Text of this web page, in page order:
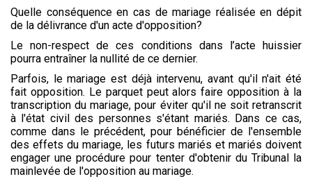
Quelle conséquence en cas de mariage réalisée en dépit
de la délivrance d'un acte d'opposition?
Le non-respect de ces conditions dans l’acte huissier
pourra entraîner la nullité de ce dernier.
Parfois, le mariage est déjà intervenu, avant qu'il n'ait été
fait opposition. Le parquet peut alors faire opposition à la
transcription du mariage, pour éviter qu'il ne soit retranscrit
à l'état civil des personnes s'étant mariés. Dans ce cas,
comme dans le précédent, pour bénéficier de l'ensemble
des effets du mariage, les futurs mariés et mariés doivent
engager une procédure pour tenter d'obtenir du Tribunal la
mainlevée de l'opposition au mariage.